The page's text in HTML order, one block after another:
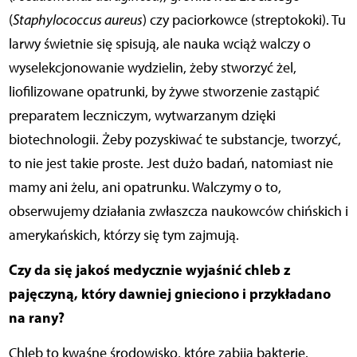
(Staphylococcus aureus) czy paciorkowce (streptokoki). Tu
larwy świetnie się spisują, ale nauka wciąż walczy o
wyselekcjonowanie wydzielin, żeby stworzyć żel,
liofilizowane opatrunki, by żywe stworzenie zastąpić
preparatem leczniczym, wytwarzanym dzięki
biotechnologii. Żeby pozyskiwać te substancje, tworzyć,
to nie jest takie proste. Jest dużo badań, natomiast nie
mamy ani żelu, ani opatrunku. Walczymy o to,
obserwujemy działania zwłaszcza naukowców chińskich i
amerykańskich, którzy się tym zajmują.
Czy da się jakoś medycznie wyjaśnić chleb z
pajęczyną, który dawniej gnieciono i przykładano
na rany?
Chleb to kwaśne środowisko, które zabija bakterie.